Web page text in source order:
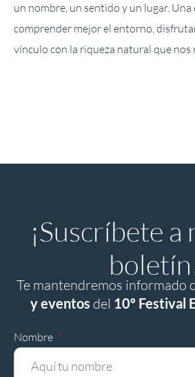
un nombre, un sentido y un lugar. Una
comprender mejor el entorno,
vínculo con la riqueza natural que nos
¡Suscríbete
Te mantendremos informado
y eventos del 10º Festival
Nombre